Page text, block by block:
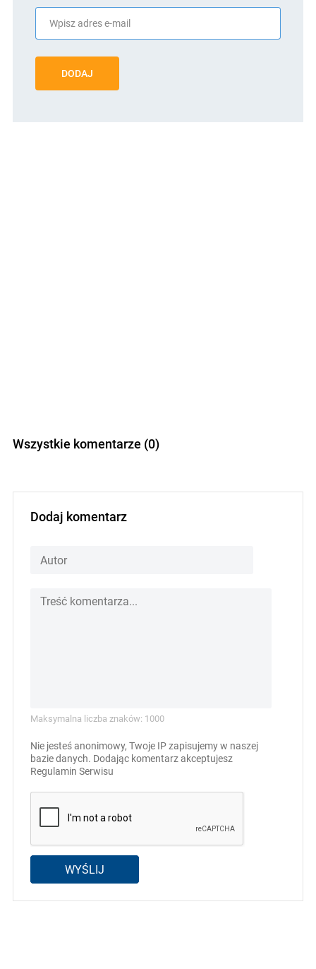
DODAJ
Wszystkie komentarze (0)
Dodaj komentarz
Maksymalna liczba znaków: 1000
Nie jesteś anonimowy, Twoje IP zapisujemy w naszej
bazie danych. Dodając komentarz akceptujesz
Regulamin Serwisu
WYŚLIJ